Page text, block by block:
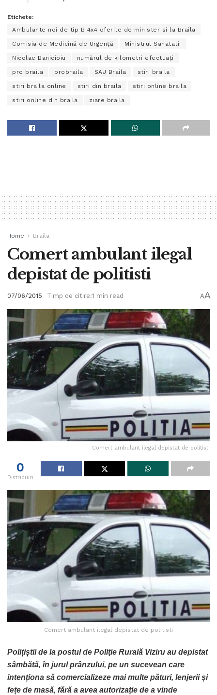
Etichete:
Ambulante noi de tip B 4x4 oferite de minister si la Braila
Comisia de Medicină de Urgenţă Ministrul Sanatatii
Nicolae Banicioiu numărul de kilometri efectuaţi
pro braila probraila SAJ Braila stiri braila
stiri braila online stiri din braila stiri online braila
stiri online din braila ziare braila
Home Braila
Comert ambulant ilegal
depistat de politisti
07/06/2015 Timp de citire:1 min read AA
Comert ambulant ilegal depistat de politisti
0
Distribuiri
Comert ambulant ilegal depistat de politisti
Polițiștii de la postul de Poliţie Rurală Viziru au depistat
sâmbătă, în jurul prânzului, pe un sucevean care
intenționa să comercializeze mai multe pături, lenjerii și
fețe de masă, fără a avea autorizație de a vinde